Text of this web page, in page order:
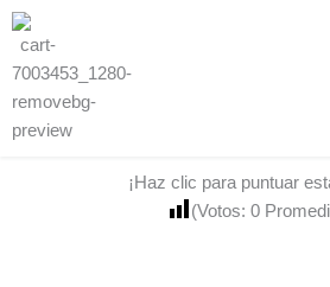
¡Haz clic para puntuar
(Votos: 0